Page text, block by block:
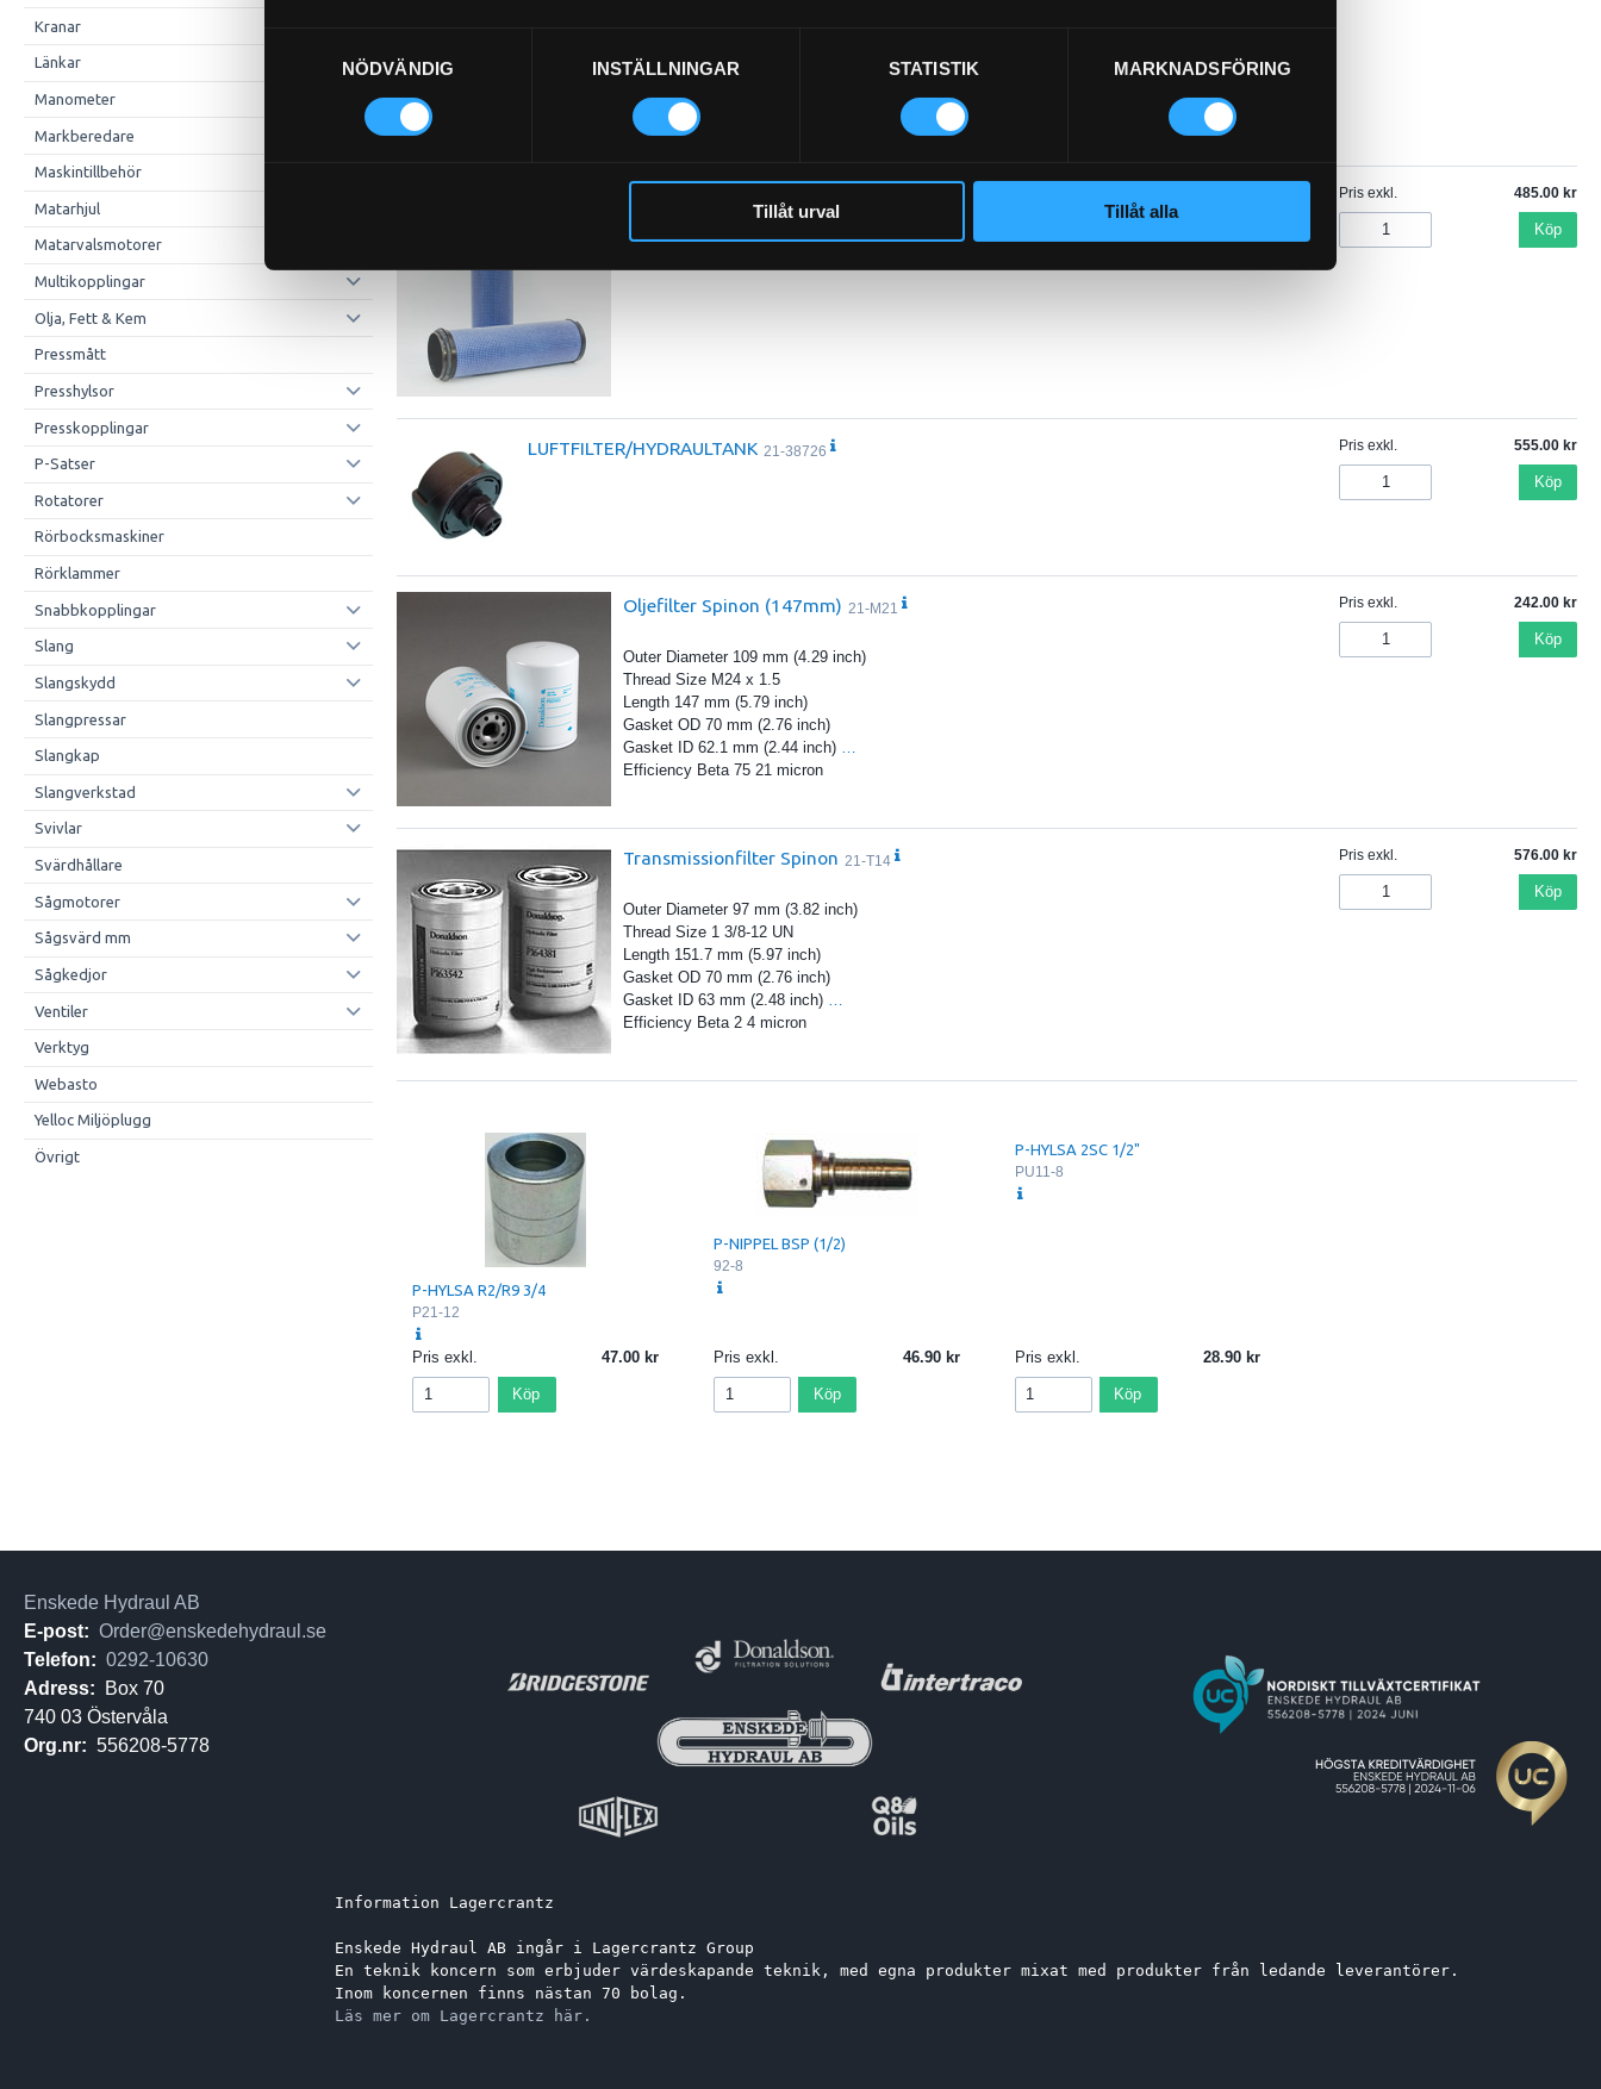
NÖDVÄNDIG
INSTÄLLNINGAR STATISTIK MARKNADSFÖRING
Tillåt urval Tillåt alla
Kranar
Länkar
Manometer
Markberedare
Maskintillbehör
Matarhjul
Matarvalsmotorer
Multikopplingar
Olja, Fett & Kem
Pressmått
Presshylsor
Presskopplingar
P-Satser
Rotatorer
Rörbocksmaskiner
Rörklammer
Snabbkopplingar
Slang
Slangskydd
Slangpressar
Slangkap
Slangverkstad
Svivlar
Svärdhållare
Sågmotorer
Sågsvärd mm
Sågkedjor
Ventiler
Verktyg
Webasto
Yelloc Miljöplugg
Övrigt
Pris exkl. 485.00
Köp
LUFTFILTER/HYDRAULTANK 21-38726 Pris exkl. 555.00
Köp
Oljefilter Spinon (147mm) 21-M21
Outer Diameter 109 mm (4.29 inch)
Thread Size M24 x 1.5
Length 147 mm (5.79 inch)
Gasket OD 70 mm (2.76 inch)
Gasket ID 62.1 mm (2.44 inch)
Efficiency Beta 75 21 micron
Pris exkl. 242.00
Köp
Transmissionfilter Spinon 21-T14
Outer Diameter 97 mm (3.82 inch)
Thread Size 1 3/8-12 UN
Length 151.7 mm (5.97 inch)
Gasket OD 70 mm (2.76 inch)
Gasket ID 63 mm (2.48 inch)
Efficiency Beta 2 4 micron
Pris exkl. 576.00
Köp
P-HYLSA R2/R9 3/4
P21-12
Pris exkl. 47.00
Köp
P-NIPPEL BSP (1/2)
92-8
Pris exkl. 46.90
Köp
P-HYLSA 2SC 1/2"
PU11-8
Pris exkl. 28.90
Köp
Information Lagercrantz
Enskede Hydraul AB ingår i Lagercrantz Group
En teknik koncern som erbjuder värdeskapande teknik, med egna produkter mixat med produkter från ledande leverantörer.
Inom koncernen finns nästan 70 bolag.
Läs mer om Lagercrantz här.
Enskede Hydraul AB
E-post: Order@enskedehydraul.se
Telefon: 0292-10630
Adress:
Box 70
740 03 Östervåla
Org.nr: 556208-5778